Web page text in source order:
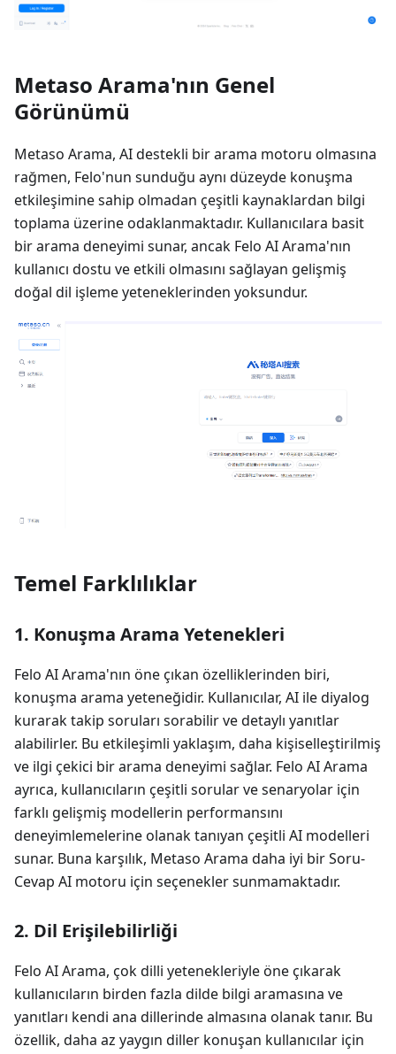
Metaso Arama'nın Genel
Görünümü
Metaso Arama, AI destekli bir arama motoru olmasına
rağmen, Felo'nun sunduğu aynı düzeyde konuşma
etkileşimine sahip olmadan çeşitli kaynaklardan bilgi
toplama üzerine odaklanmaktadır. Kullanıcılara basit
bir arama deneyimi sunar, ancak Felo AI Arama'nın
kullanıcı dostu ve etkili olmasını sağlayan gelişmiş
doğal dil işleme yeteneklerinden yoksundur.
Temel Farklılıklar
1. Konuşma Arama Yetenekleri
Felo AI Arama'nın öne çıkan özelliklerinden biri,
konuşma arama yeteneğidir. Kullanıcılar, AI ile diyalog
kurarak takip soruları sorabilir ve detaylı yanıtlar
alabilirler. Bu etkileşimli yaklaşım, daha kişiselleştirilmiş
ve ilgi çekici bir arama deneyimi sağlar. Felo AI Arama
ayrıca, kullanıcıların çeşitli sorular ve senaryolar için
farklı gelişmiş modellerin performansını
deneyimlemelerine olanak tanıyan çeşitli AI modelleri
sunar. Buna karşılık, Metaso Arama daha iyi bir Soru-
Cevap AI motoru için seçenekler sunmamaktadır.
2. Dil Erişilebilirliği
Felo AI Arama, çok dilli yetenekleriyle öne çıkarak
kullanıcıların birden fazla dilde bilgi aramasına ve
yanıtları kendi ana dillerinde almasına olanak tanır. Bu
özellik, daha az yaygın diller konuşan kullanıcılar için